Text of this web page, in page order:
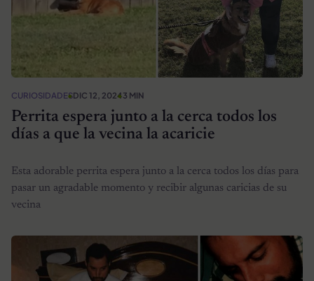
CURIOSIDADESDIC 12, 20243 MIN
Perrita espera junto a la cerca todos los
días a que la vecina la acaricie
Esta adorable perrita espera junto a la cerca todos los días para
pasar un agradable momento y recibir algunas caricias de su
vecina